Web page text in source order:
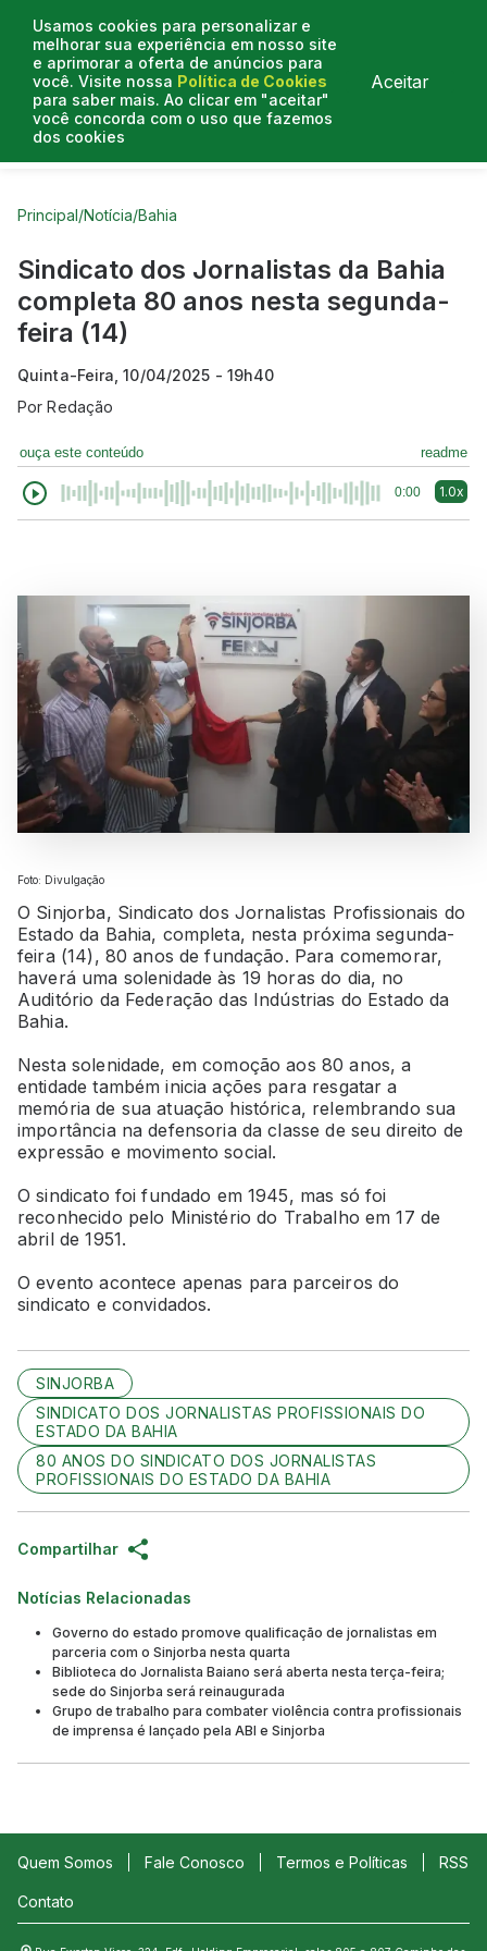
Usamos cookies para personalizar e
melhorar sua experiência em nosso site
e aprimorar a oferta de anúncios para
você. Visite nossa Política de Cookies
para saber mais. Ao clicar em "aceitar"
você concorda com o uso que fazemos
dos cookies
Aceitar
Curtas do Poder
Principal/Notícia/Bahia
Sindicato dos Jornalistas da Bahia
completa 80 anos nesta segunda-
feira (14)
Quinta-Feira, 10/04/2025 - 19h40
PorRedação
ouça este conteúdo readme
0:00 1.0x
Foto: Divulgação
O Sinjorba, Sindicato dos Jornalistas Profissionais do
Estado da Bahia, completa, nesta próxima segunda-
feira (14), 80 anos de fundação. Para comemorar,
haverá uma solenidade às 19 horas do dia, no
Auditório da Federação das Indústrias do Estado da
Bahia.
Nesta solenidade, em comoção aos 80 anos, a
entidade também inicia ações para resgatar a
memória de sua atuação histórica, relembrando sua
importância na defensoria da classe de seu direito de
expressão e movimento social.
O sindicato foi fundado em 1945, mas só foi
reconhecido pelo Ministério do Trabalho em 17 de
abril de 1951.
O evento acontece apenas para parceiros do
sindicato e convidados.
SINJORBA
SINDICATO DOS JORNALISTAS PROFISSIONAIS DO
ESTADO DA BAHIA
80 ANOS DO SINDICATO DOS JORNALISTAS
PROFISSIONAIS DO ESTADO DA BAHIA
Compartilhar
Notícias Relacionadas
Governo do estado promove qualificação de jornalistas em
parceria com o Sinjorba nesta quarta
Biblioteca do Jornalista Baiano será aberta nesta terça-feira;
sede do Sinjorba será reinaugurada
Grupo de trabalho para combater violência contra profissionais
de imprensa é lançado pela ABI e Sinjorba
Quem Somos Fale Conosco Termos e Políticas RSS
Contato